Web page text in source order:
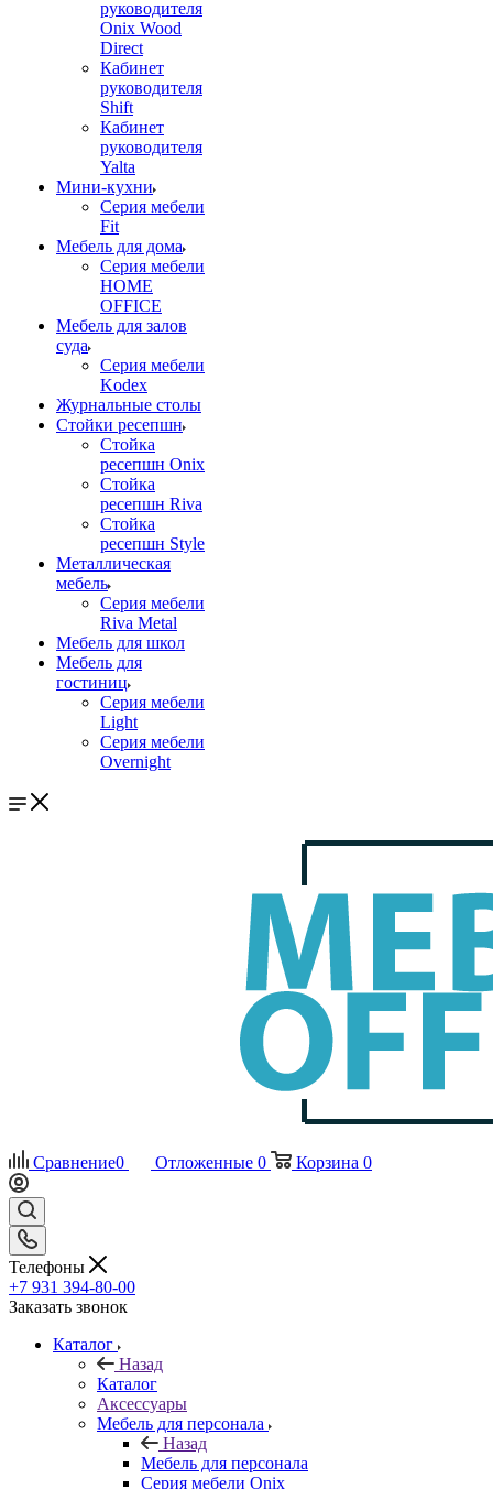
руководителя
Onix Wood
Direct
Кабинет
руководителя
Shift
Кабинет
руководителя
Yalta
Мини-кухни
Серия мебели
Fit
Мебель для дома
Серия мебели
HOME
OFFICE
Мебель для залов
суда
Серия мебели
Kodex
Журнальные столы
Стойки ресепшн
Стойка
ресепшн Onix
Стойка
ресепшн Riva
Стойка
ресепшн Style
Металлическая
мебель
Серия мебели
Riva Metal
Мебель для школ
Мебель для
гостиниц
Серия мебели
Light
Серия мебели
Overnight
Сравнение0 Отложенные 0 Корзина 0
Телефоны
+7 931 394-80-00
Заказать звонок
Каталог
Назад
Каталог
Аксессуары
Мебель для персонала
Назад
Мебель для персонала
Серия мебели Onix